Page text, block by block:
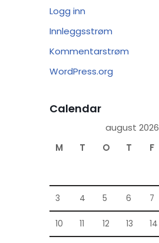
Logg inn
Innleggsstrøm
Kommentarstrøm
WordPress.org
Calendar
august 2026
M
T O T F
3 4 5 6 7
10 11 12 13 14